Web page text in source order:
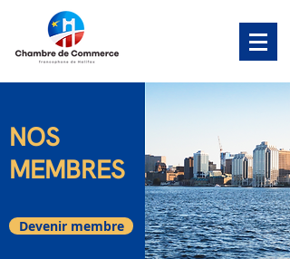
NOS
MEMBRES
Devenir membre